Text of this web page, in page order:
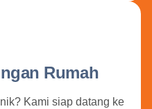
Rumah
Kami siap datang ke